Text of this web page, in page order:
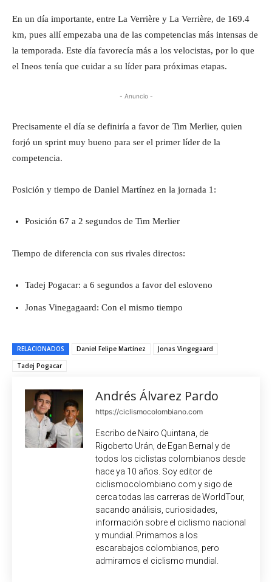
En un día importante, entre La Verrière y La Verrière, de 169.4
km, pues allí empezaba una de las competencias más intensas de
la temporada. Este día favorecía más a los velocistas, por lo que
el Ineos tenía que cuidar a su líder para próximas etapas.
- Anuncio -
Precisamente el día se definiría a favor de Tim Merlier, quien
forjó un sprint muy bueno para ser el primer líder de la
competencia.
Posición y tiempo de Daniel Martínez en la jornada 1:
Posición 67 a 2 segundos de Tim Merlier
Tiempo de diferencia con sus rivales directos:
Tadej Pogacar: a 6 segundos a favor del esloveno
Jonas Vinegagaard: Con el mismo tiempo
RELACIONADOS Daniel Felipe Martínez
Jonas Vingegaard
Tadej Pogacar
Andrés Álvarez Pardo
https://ciclismocolombiano.com
Escribo de Nairo Quintana, de
Rigoberto Urán, de Egan Bernal y de
todos los ciclistas colombianos desde
hace ya 10 años. Soy editor de
ciclismocolombiano.com y sigo de
cerca todas las carreras de WorldTour,
sacando análisis, curiosidades,
información sobre el ciclismo nacional
y mundial. Primamos a los
escarabajos colombianos, pero
admiramos el ciclismo mundial.